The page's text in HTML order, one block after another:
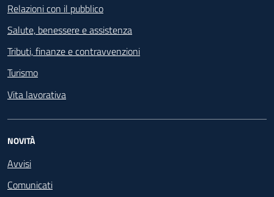
Relazioni con il pubblico
Salute, benessere e assistenza
Tributi, finanze e contravvenzioni
Turismo
Vita lavorativa
NOVITÀ
Avvisi
Comunicati